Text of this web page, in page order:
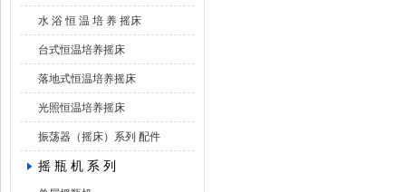
水 浴 恒 温 培 养 摇床
台式恒温培养摇床
落地式恒温培养摇床
光照恒温培养摇床
振荡器（摇床）系列 配件
摇 瓶 机 系 列